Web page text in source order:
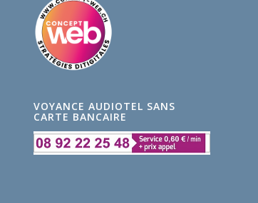
VOYANCE AUDIOTEL SANS
CARTE BANCAIRE